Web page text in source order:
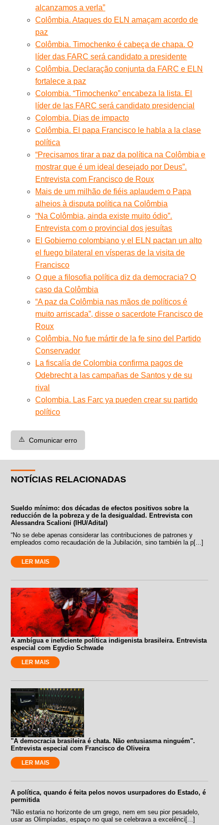
alcanzamos a verla”
Colômbia. Ataques do ELN amaçam acordo de
paz
Colômbia. Timochenko é cabeça de chapa. O
líder das FARC será candidato a presidente
Colômbia. Declaração conjunta da FARC e ELN
fortalece a paz
Colombia. “Timochenko” encabeza la lista. El
líder de las FARC será candidato presidencial
Colombia. Dias de impacto
Colômbia. El papa Francisco le habla a la clase
política
“Precisamos tirar a paz da política na Colômbia e
mostrar que é um ideal desejado por Deus”.
Entrevista com Francisco de Roux
Mais de um milhão de fiéis aplaudem o Papa
alheios à disputa política na Colômbia
“Na Colômbia, ainda existe muito ódio”.
Entrevista com o provincial dos jesuítas
El Gobierno colombiano y el ELN pactan un alto
el fuego bilateral en vísperas de la visita de
Francisco
O que a filosofia política diz da democracia? O
caso da Colômbia
“A paz da Colômbia nas mãos de políticos é
muito arriscada”, disse o sacerdote Francisco de
Roux
Colômbia. No fue mártir de la fe sino del Partido
Conservador
La fiscalía de Colombia confirma pagos de
Odebrecht a las campañas de Santos y de su
rival
Colombia. Las Farc ya pueden crear su partido
político
⚠️ Comunicar erro
NOTÍCIAS RELACIONADAS
Sueldo mínimo: dos décadas de efectos positivos sobre la
reducción de la pobreza y de la desigualdad. Entrevista con
Alessandra Scalioni (IHU/Adital)
“No se debe apenas considerar las contribuciones de patrones y
empleados como recaudación de la Jubilación, sino también la p[...]
LER MAIS
A ambígua e ineficiente política indigenista brasileira. Entrevista
especial com Egydio Schwade
LER MAIS
"A democracia brasileira é chata. Não entusiasma ninguém".
Entrevista especial com Francisco de Oliveira
LER MAIS
A política, quando é feita pelos novos usurpadores do Estado, é
permitida
“Não estaria no horizonte de um grego, nem em seu pior pesadelo,
usar as Olimpíadas, espaço no qual se celebrava a excelênci[...]